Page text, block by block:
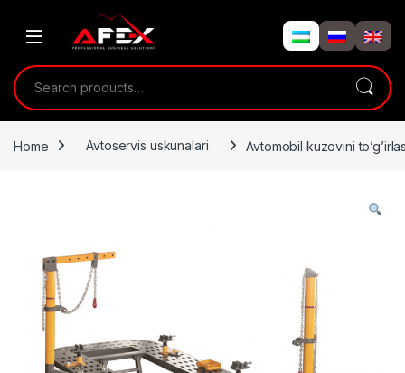
Search for:
Home Avtoservis uskunalari Avtomobil kuzovini